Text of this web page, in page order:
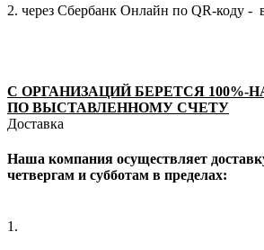
2. через Сбербанк Онлайн по QR-коду -
С ОРГАНИЗАЦИЙ БЕРЕТСЯ 100%-
ПО ВЫСТАВЛЕННОМУ СЧЕТУ
Доставка
Наша компания осуществляет
четвергам и субботам в пределах:
1.